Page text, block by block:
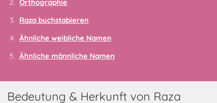
Orthographie
Raza buchstabieren
Ähnliche weibliche Namen
Ähnliche männliche Namen
Bedeutung & Herkunft von Raza